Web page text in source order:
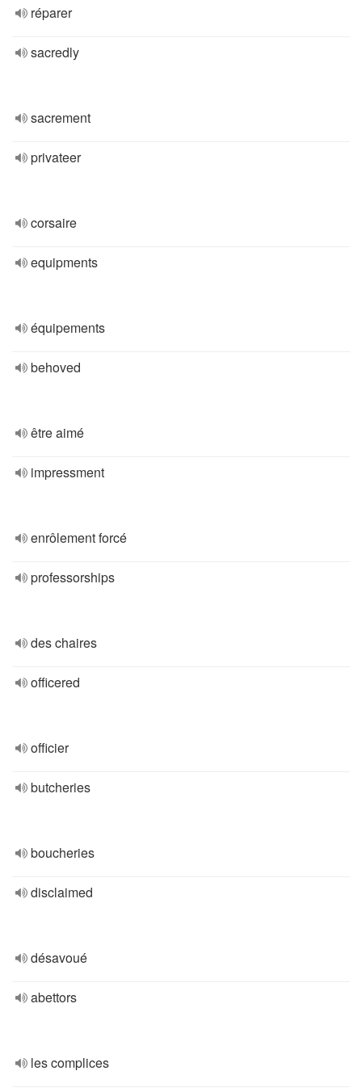
réparer
sacredly
sacrement
privateer
corsaire
equipments
équipements
behoved
être aimé
impressment
enrôlement forcé
professorships
des chaires
officered
officier
butcheries
boucheries
disclaimed
désavoué
abettors
les complices